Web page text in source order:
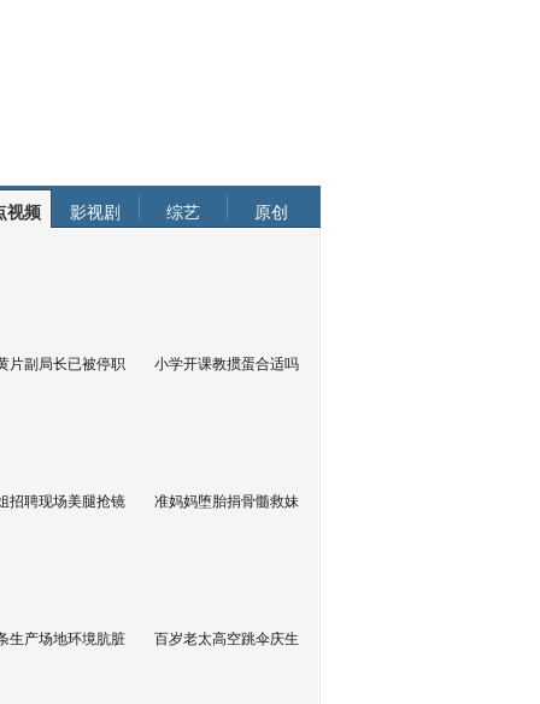
视频 影视剧 综艺 原创
片副局长已被停职 小学开课教掼蛋合适吗
招聘现场美腿抢镜 准妈妈堕胎捐骨髓救妹
生产场地环境肮脏 百岁老太高空跳伞庆生